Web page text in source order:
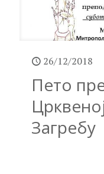
26/12/2018
Пето
Загребу